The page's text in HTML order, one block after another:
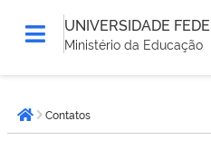
UNIVERSIDADE
Ministério da Educação
está
aqui:Página inicial
Contatos